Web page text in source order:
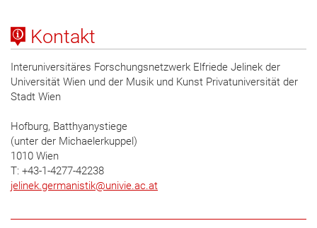
Kontakt
Interuniversitäres Forschungsnetzwerk Elfriede Jelinek der
Universität Wien und der Musik und Kunst Privatuniversität der
Stadt Wien
Hofburg, Batthyanystiege
(unter der Michaelerkuppel)
1010 Wien
T: +43-1-4277-42238
jelinek.germanistik@univie.ac.at